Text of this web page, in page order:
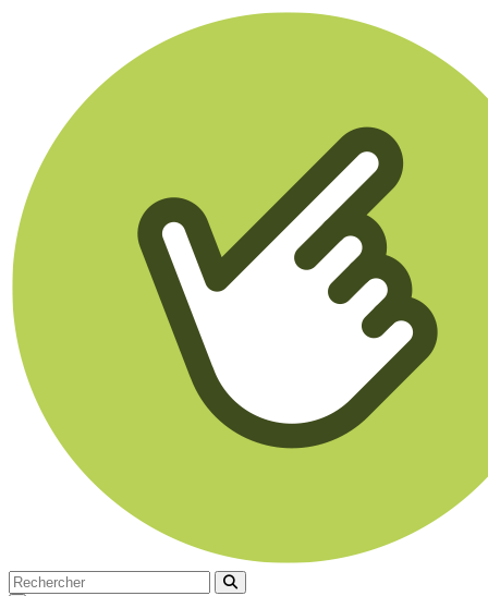
Rechercher
Rechercher